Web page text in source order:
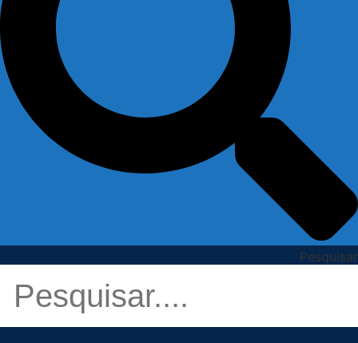
Pesquisar